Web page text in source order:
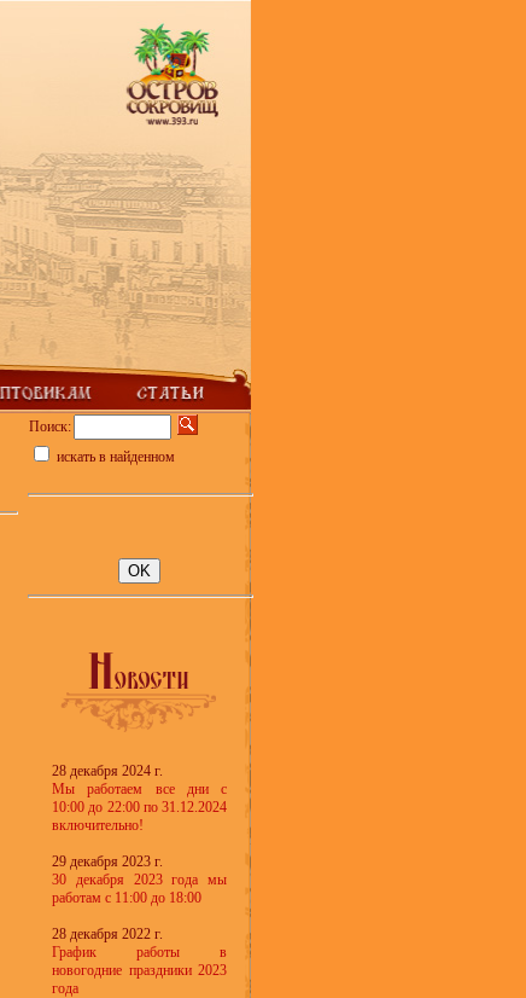
Поиск:
искать в найденном
28 декабря 2024 г.
Мы работаем все дни с
10:00 до 22:00 по 31.12.2024
включительно!
29 декабря 2023 г.
30 декабря 2023 года мы
работам с 11:00 до 18:00
28 декабря 2022 г.
График работы в
новогодние праздники 2023
года